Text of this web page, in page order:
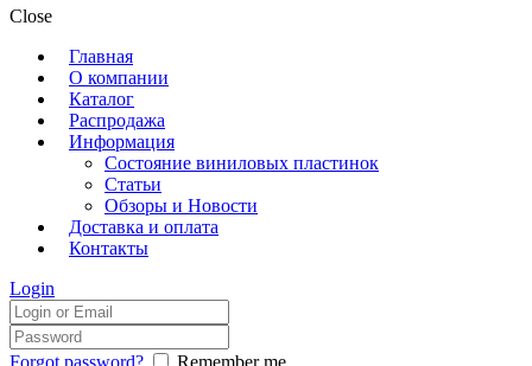
Close
Главная
О компании
Каталог
Распродажа
Информация
Состояние виниловых пластинок
Статьи
Обзоры и Новости
Доставка и оплата
Контакты
Login
Forgot password? Remember me